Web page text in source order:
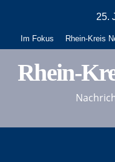
springen
25.
Im Fokus Rhein-Kreis
Rhein-